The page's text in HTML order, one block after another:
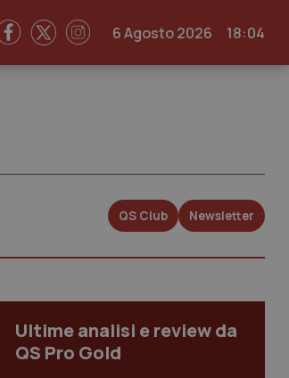
6 Agosto 2026 18:04
QS Club Newsletter
Ultime analisi e review da
QS Pro Gold